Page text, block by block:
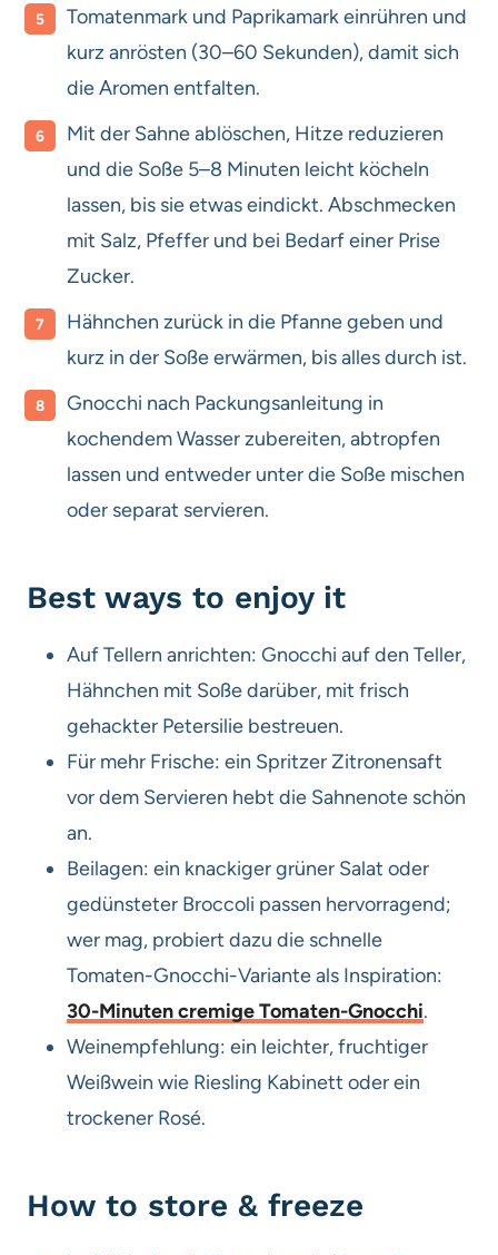
Tomatenmark und Paprikamark einrühren und
kurz anrösten (30–60 Sekunden), damit sich
die Aromen entfalten.
Mit der Sahne ablöschen, Hitze reduzieren
und die Soße 5–8 Minuten leicht köcheln
lassen, bis sie etwas eindickt. Abschmecken
mit Salz, Pfeffer und bei Bedarf einer Prise
Zucker.
Hähnchen zurück in die Pfanne geben und
kurz in der Soße erwärmen, bis alles durch ist.
Gnocchi nach Packungsanleitung in
kochendem Wasser zubereiten, abtropfen
lassen und entweder unter die Soße mischen
oder separat servieren.
Best ways to enjoy it
Auf Tellern anrichten: Gnocchi auf den Teller,
Hähnchen mit Soße darüber, mit frisch
gehackter Petersilie bestreuen.
Für mehr Frische: ein Spritzer Zitronensaft
vor dem Servieren hebt die Sahnenote schön
an.
Beilagen: ein knackiger grüner Salat oder
gedünsteter Broccoli passen hervorragend;
wer mag, probiert dazu die schnelle
Tomaten-Gnocchi-Variante als Inspiration:
30-Minuten cremige Tomaten-Gnocchi.
Weinempfehlung: ein leichter, fruchtiger
Weißwein wie Riesling Kabinett oder ein
trockener Rosé.
How to store & freeze